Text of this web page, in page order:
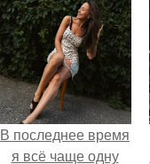
В последнее время
я всё чаще одну